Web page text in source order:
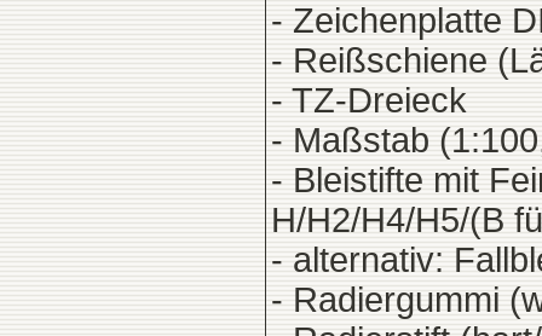
- Zeichenplatte
- Reißschiene
- TZ-Dreieck
- Maßstab
- Bleistifte mit
H/H2/H4/H5/(B
- alternativ:
- Radiergummi